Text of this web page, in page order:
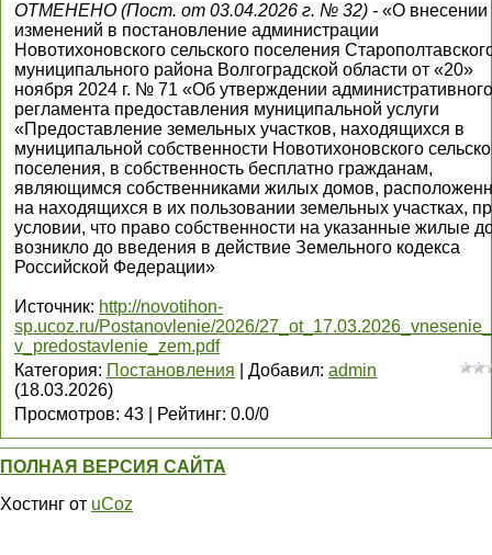
ОТМЕНЕНО (Пост. от 03.04.2026 г. № 32) - «О внесении
изменений в постановление администрации
Новотихоновского сельского поселения
муниципального района Волгоградской области от «20»
ноября 2024 г. № 71 «Об утверждении административного
регламента предоставления муниципальной услуги
«Предоставление земельных участков, находящихся в
муниципальной собственности Новотихоновского
поселения, в собственность бесплатно гражданам,
являющимся собственниками жилых домов,
на находящихся в их пользовании земельных участках,
условии, что право собственности на указанные жилые
возникло до введения в действие Земельного кодекса
Российской Федерации»
Источник: http://novotihon-
sp.ucoz.ru/Postanovlenie/2026/
v_predostavlenie_zem.pdf
Категория: Постановления Добавил: admin
(18.03.2026)
Просмотров: 43 Рейтинг: 0.0/0
ПОЛНАЯ ВЕРСИЯ САЙТА
Хостинг от uCoz